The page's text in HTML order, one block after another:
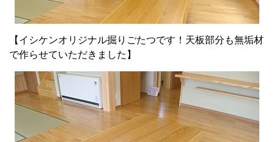
【イシケンオリジナル掘りごたつです！天板部分も無垢材
で作らせていただきました】